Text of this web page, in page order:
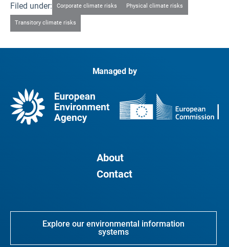
Filed under: Corporate climate risks Physical climate risks
Transitory climate risks
Managed by
About
Contact
Explore our environmental information
systems